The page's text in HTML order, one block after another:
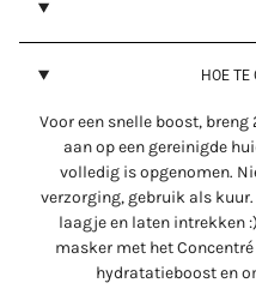
HOE TE
Voor een snelle boost,
aan op een gereinigde
volledig is opgenomen.
verzorging, gebruik als
laagje en laten intrekken
masker met het
hydratatieboost en